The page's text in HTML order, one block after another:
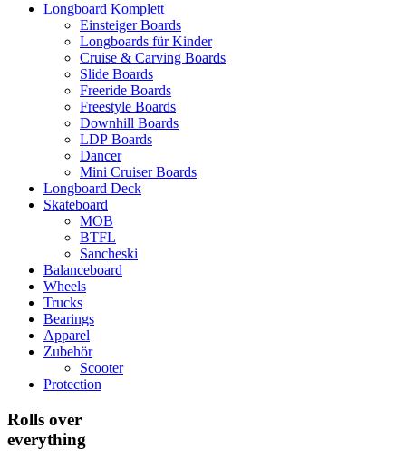
Longboard Komplett
Einsteiger Boards
Longboards für Kinder
Cruise & Carving Boards
Slide Boards
Freeride Boards
Freestyle Boards
Downhill Boards
LDP Boards
Dancer
Mini Cruiser Boards
Longboard Deck
Skateboard
MOB
BTFL
Sancheski
Balanceboard
Wheels
Trucks
Bearings
Apparel
Zubehör
Scooter
Protection
Rolls over
everything